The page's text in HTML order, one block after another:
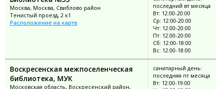
Москва, Москва, Свиблово район
Тенистый проезд, 2 к1
Расположение на карте
последний вт месяца
Вт: 12:00-20:00
Ср: 12:00-20:00
Чт: 12:00-20:00
Пт: 12:00-20:00
Сб: 12:00-18:00
Вс: 12:00-18:00
Воскресенская межпоселенческая
библиотека, МУК
Московская область, Воскресенский район,
санитарный день:
последняя пт месяца
Вт: 12:00-19:00